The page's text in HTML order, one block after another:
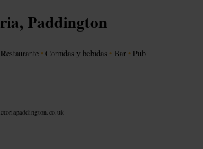
Paddington
Restaurante •Comidas y bebidas • Bar • Pub